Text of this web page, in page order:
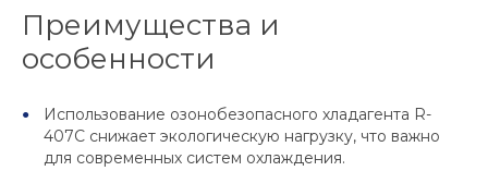
Преимущества и
особенности
Использование озонобезопасного хладагента R-
407C снижает экологическую нагрузку, что важно
для современных систем охлаждения.